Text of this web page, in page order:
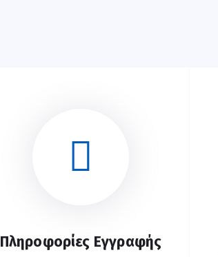
Πληροφορίες Εγγραφής